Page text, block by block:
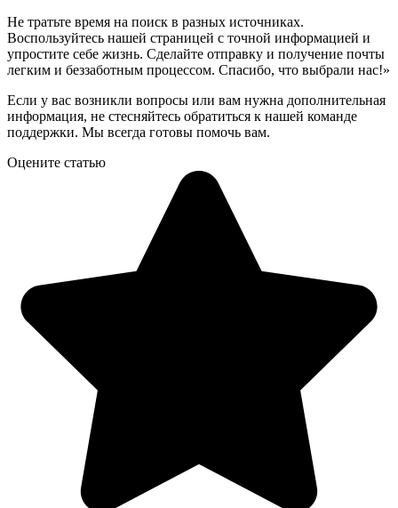
Не тратьте время на поиск в разных источниках.
Воспользуйтесь нашей страницей с точной информацией и
упростите себе жизнь. Сделайте отправку и получение почты
легким и беззаботным процессом. Спасибо, что выбрали нас!»
Если у вас возникли вопросы или вам нужна дополнительная
информация, не стесняйтесь обратиться к нашей команде
поддержки. Мы всегда готовы помочь вам.
Оцените статью